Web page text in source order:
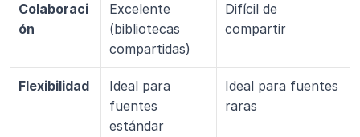
Colaboraci
ón
Excelente
(bibliotecas
compartidas)
Difícil de
compartir
Flexibilidad
Ideal para
fuentes
estándar
Ideal para fuentes
raras